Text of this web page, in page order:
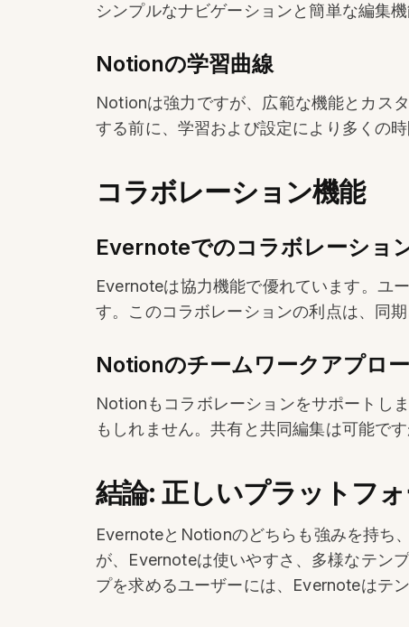
シンプルなナビゲーションと簡単な編集
Notionの学習曲線
Notionは強力ですが、広範な機能とカス
する前に、学習および設定により多くの
コラボレーション機能
Evernoteでのコラボレーショ
Evernoteは協力機能で優れています。ユ
す。このコラボレーションの利点は、同
Notionのチームワークアプロ
Notionもコラボレーションをサポートし
もしれません。共有と共同編集は可能で
結論: 正しいプラットフ
EvernoteとNotionのどちらも強みを持ち
が、Evernoteは使いやすさ、多様なテン
プを求めるユーザーには、Evernoteはテ